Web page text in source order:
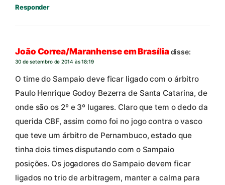
Responder
João Correa/Maranhense em Brasíliadisse:
30 de setembro de 2014 às 18:19
O time do Sampaio deve ficar ligado com o árbitro
Paulo Henrique Godoy Bezerra de Santa Catarina, de
onde são os 2º e 3º lugares. Claro que tem o dedo da
querida CBF, assim como foi no jogo contra o vasco
que teve um árbitro de Pernambuco, estado que
tinha dois times disputando com o Sampaio
posições. Os jogadores do Sampaio devem ficar
ligados no trio de arbitragem, manter a calma para